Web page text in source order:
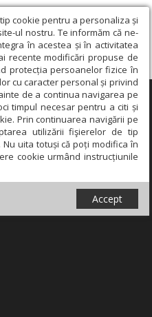
cookie pentru a personaliza și
ul nostru. Te informăm că ne-
în acestea și în activitatea
recente modificări propuse de
protecția persoanelor fizice în
cu caracter personal și privind
de a continua navigarea pe
timpul necesar pentru a citi și
Prin continuarea navigării pe
utilizării fişierelor de tip
uita totuși că poți modifica în
cookie urmând instrucțiunile
Accept
×